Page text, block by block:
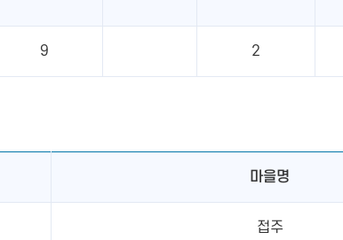
9 2
마을명
접주